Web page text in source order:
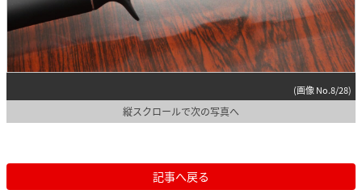
(画像 No.8/28)
縦スクロールで次の写真へ
記事へ戻る